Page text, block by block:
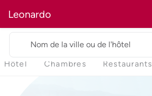
Leonardo
Nom de la ville ou de l'hôtel
Hôtel Chambres Restaurants